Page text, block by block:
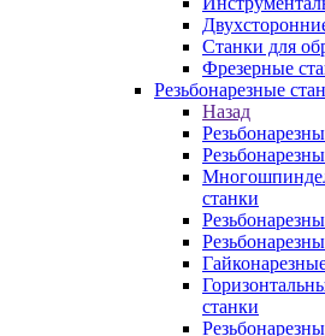
Станки для
Фрезерные
Резьбонарезные
Назад
станки
станки